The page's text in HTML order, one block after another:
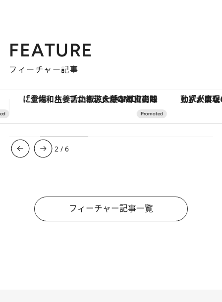
FEATURE
フィーチャー記事
「大事なのは地域の意識を変えること」。ロレックス賞受賞の自然保護活動家が実現させたナイジェリアの自然環境の復活
3 /6
フィーチャー記事一覧